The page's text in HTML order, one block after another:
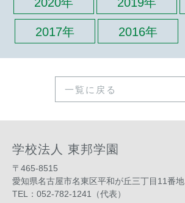
2017年 2016年
一覧に戻る
学校法人 東邦学園
〒465-8515
愛知県名古屋市名東区平和が丘三丁目11番地
TEL：052-782-1241（代表）